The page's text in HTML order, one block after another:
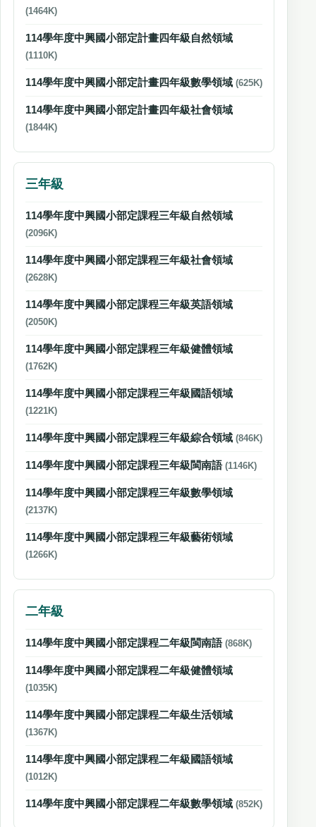
(1464K)
114學年度中興國小部定計畫四年級自然領域
(1110K)
114學年度中興國小部定計畫四年級數學領域 (625K)
114學年度中興國小部定計畫四年級社會領域
(1844K)
三年級
114學年度中興國小部定課程三年級自然領域
(2096K)
114學年度中興國小部定課程三年級社會領域
(2628K)
114學年度中興國小部定課程三年級英語領域
(2050K)
114學年度中興國小部定課程三年級健體領域
(1762K)
114學年度中興國小部定課程三年級國語領域
(1221K)
114學年度中興國小部定課程三年級綜合領域 (846K)
114學年度中興國小部定課程三年級閩南語 (1146K)
114學年度中興國小部定課程三年級數學領域
(2137K)
114學年度中興國小部定課程三年級藝術領域
(1266K)
二年級
114學年度中興國小部定課程二年級閩南語 (868K)
114學年度中興國小部定課程二年級健體領域
(1035K)
114學年度中興國小部定課程二年級生活領域
(1367K)
114學年度中興國小部定課程二年級國語領域
(1012K)
114學年度中興國小部定課程二年級數學領域 (852K)